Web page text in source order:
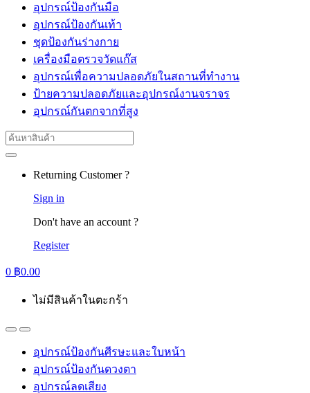
อุปกรณ์ป้องกันมือ
อุปกรณ์ป้องกันเท้า
ชุดป้องกันร่างกาย
เครื่องมือตรวจวัดแก๊ส
อุปกรณ์เพื่อความปลอดภัยในสถานที่ทำงาน
ป้ายความปลอดภัยและอุปกรณ์งานจราจร
อุปกรณ์กันตกจากที่สูง
Search
for:
Returning Customer ?
Sign in
Don't have an account ?
Register
0 ฿0.00
ไม่มีสินค้าในตะกร้า
อุปกรณ์ป้องกันศีรษะและใบหน้า
อุปกรณ์ป้องกันดวงตา
อุปกรณ์ลดเสียง